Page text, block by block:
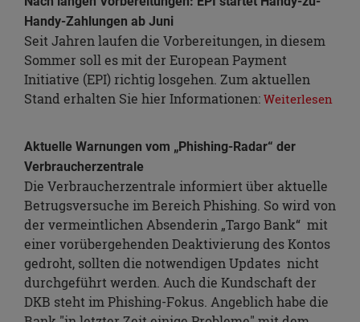
Handy-Zahlungen ab Juni
Seit Jahren laufen die Vorbereitungen, in diesem
Sommer soll es mit der European Payment
Initiative (EPI) richtig losgehen. Zum aktuellen
Stand erhalten Sie hier Informationen: Weiterlesen
Aktuelle Warnungen vom „Phishing-Radar“ der
Verbraucherzentrale
Die Verbraucherzentrale informiert über aktuelle
Betrugsversuche im Bereich Phishing. So wird von
der vermeintlichen Absenderin „Targo Bank“ mit
einer vorübergehenden Deaktivierung des Kontos
gedroht, sollten die notwendigen Updates nicht
durchgeführt werden. Auch die Kundschaft der
DKB steht im Phishing-Fokus. Angeblich habe die